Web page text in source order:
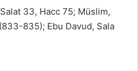
33, Hacc 75; Müslim,
835); Ebu Davud, Sala